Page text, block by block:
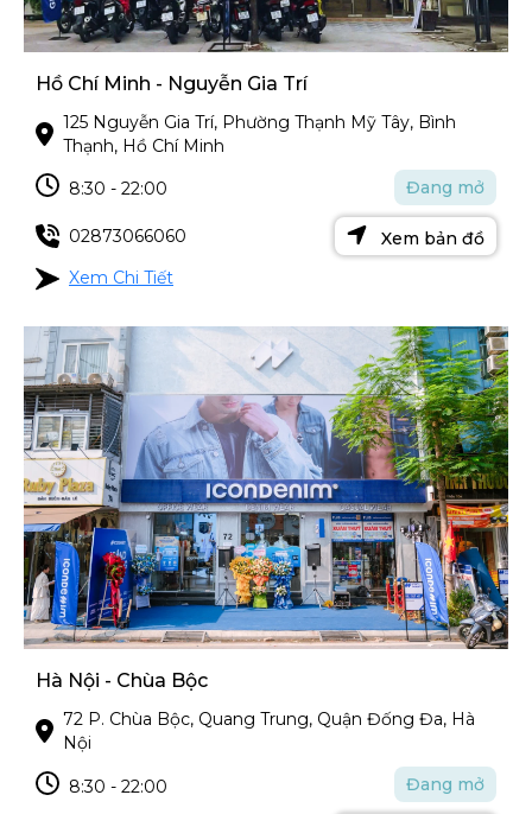
Hồ Chí Minh - Nguyễn Gia Trí
125 Nguyễn Gia Trí, Phường Thạnh Mỹ Tây, Bình
Thạnh, Hồ Chí Minh
8:30 - 22:00 Đang mở
02873066060
Xem bản đồ
Xem Chi Tiết
Hà Nội - Chùa Bộc
72 P. Chùa Bộc, Quang Trung, Quận Đống Đa, Hà
Nội
8:30 - 22:00 Đang mở